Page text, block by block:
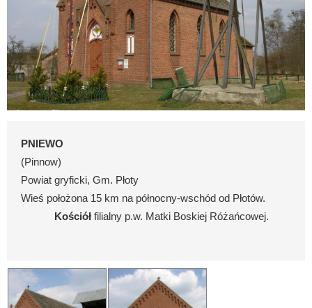
PNIEWO
(Pinnow)
Powiat gryficki, Gm. Płoty
Wieś położona 15 km na północny-wschód od Płotów.
Kościół filialny p.w. Matki Boskiej Różańcowej.